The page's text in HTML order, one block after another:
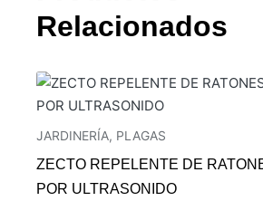
Relacionados
JARDINERÍA, PLAGAS
ZECTO REPELENTE DE
POR ULTRASONIDO